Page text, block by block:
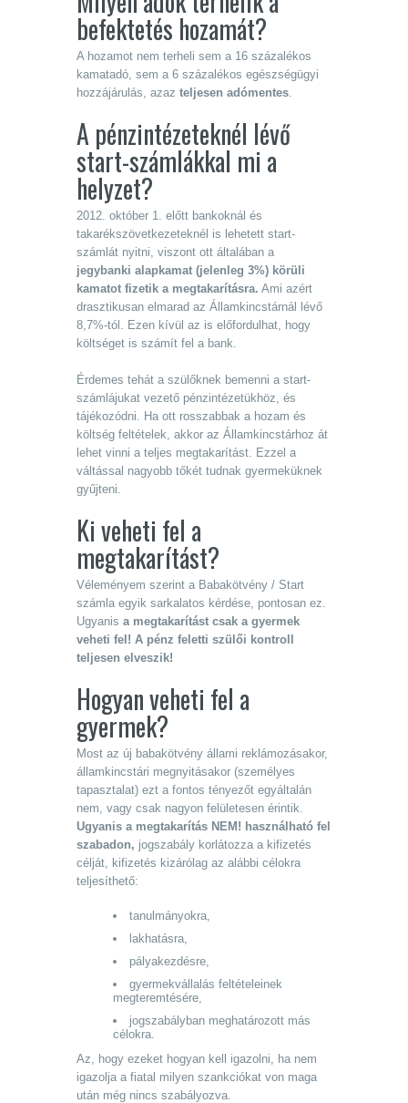
befektetés hozamát?
A hozamot nem terheli sem a 16 százalékos
kamatadó, sem a 6 százalékos egészségügyi
hozzájárulás, azaz teljesen adómentes
A pénzintézeteknél lévő
start-számlákkal mi a
helyzet?
2012. október 1. előtt bankoknál és
takarékszövetkezeteknél is lehetett start-
számlát nyitni, viszont ott általában a
jegybanki alapkamat (jelenleg 3%) körüli
kamatot fizetik a megtakarításra. Ami azért
drasztikusan elmarad az Államkincstárnál lévő
8,7%-tól. Ezen kívül az is előfordulhat, hogy
költséget is számít fel a bank.
Érdemes tehát a szülőknek bemenni a start-
számlájukat vezető pénzintézetükhöz, és
tájékozódni. Ha ott rosszabbak a hozam és
költség feltételek, akkor az Államkincstárhoz át
lehet vinni a teljes megtakarítást. Ezzel a
váltással nagyobb tőkét tudnak gyermeküknek
gyűjteni.
Ki veheti fel a
megtakarítást?
Véleményem szerint a Babakötvény / Start
számla egyik sarkalatos kérdése, pontosan ez.
Ugyanis a megtakarítást csak a gyermek
veheti fel! A pénz feletti szülői kontroll
teljesen elveszik!
Hogyan veheti fel a
gyermek?
Most az új babakötvény állami reklámozásakor,
államkincstári megnyitásakor (személyes
tapasztalat) ezt a fontos tényezőt egyáltalán
nem, vagy csak nagyon felületesen érintik.
Ugyanis a megtakarítás NEM! használható fel
szabadon, jogszabály korlátozza a kifizetés
célját, kifizetés kizárólag az alábbi célokra
teljesíthető:
tanulmányokra,
lakhatásra,
pályakezdésre,
gyermekvállalás feltételeinek
megteremtésére,
jogszabályban meghatározott más
célokra.
Az, hogy ezeket hogyan kell igazolni, ha nem
igazolja a fiatal milyen szankciókat von maga
után még nincs szabályozva.